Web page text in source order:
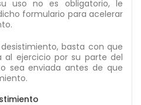
uso no es obligatorio, le
formulario para acelerar
basta con que
al ejercicio por su parte del
sea enviada antes de que